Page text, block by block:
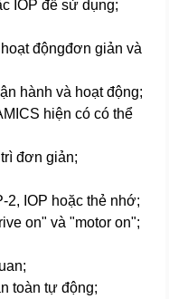
IOP để sử dụng;
độngđơn giản và
hành và hoạt động;
hiện có có thể
đơn giản;
2, IOP hoặc thẻ nhớ;
on" và "motor on";
toàn tự động;